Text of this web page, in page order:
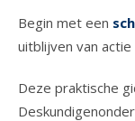
Begin met een
uitblijven van
Deze praktische